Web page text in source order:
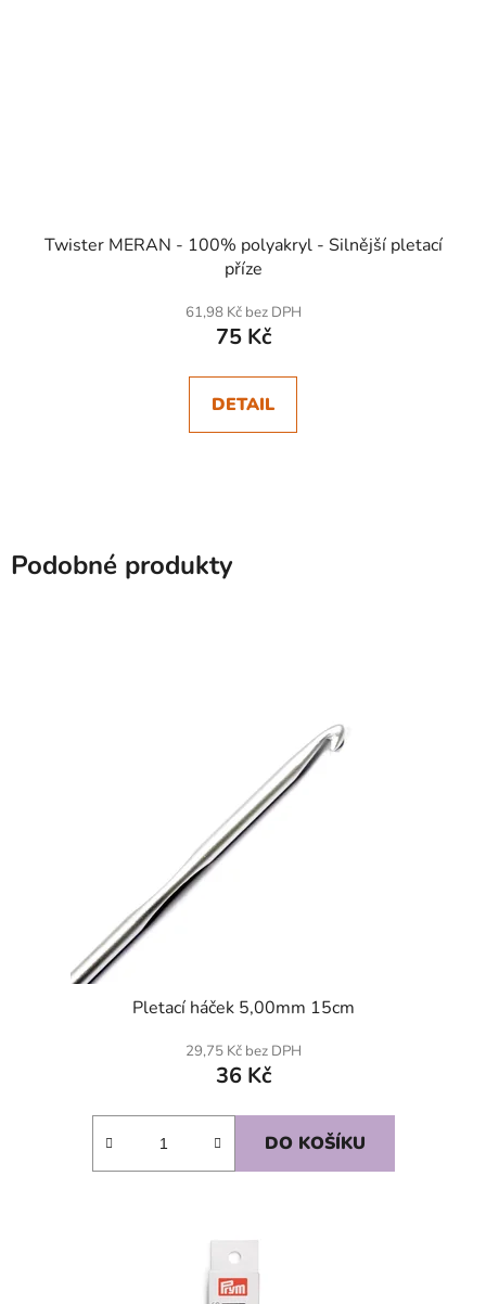
Twister MERAN - 100% polyakryl - Silnější pletací
příze
61,98 Kč bez DPH
75 Kč
DETAIL
Podobné produkty
Pletací háček 5,00mm 15cm
29,75 Kč bez DPH
36 Kč
DO KOŠÍKU